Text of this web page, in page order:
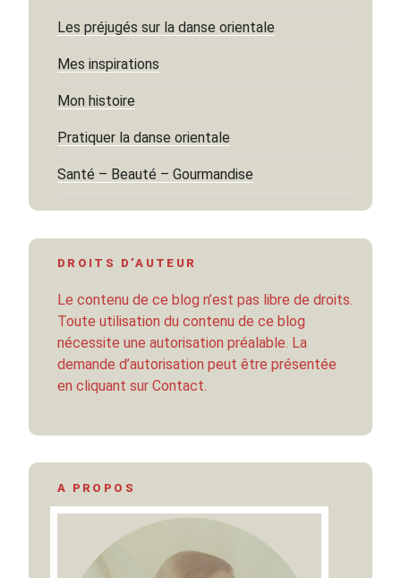
Les préjugés sur la danse orientale
Mes inspirations
Mon histoire
Pratiquer la danse orientale
Santé – Beauté – Gourmandise
DROITS D’AUTEUR
Le contenu de ce blog n’est pas libre de droits.
Toute utilisation du contenu de ce blog
nécessite une autorisation préalable. La
demande d’autorisation peut être présentée
en cliquant sur Contact.
A PROPOS